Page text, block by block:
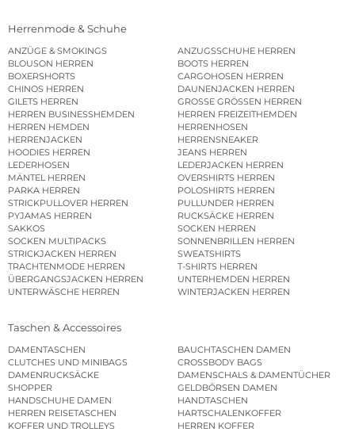
Herrenmode & Schuhe
ANZÜGE & SMOKINGS
ANZUGSSCHUHE HERREN
BLOUSON HERREN
BOOTS HERREN
BOXERSHORTS
CARGOHOSEN HERREN
CHINOS HERREN
DAUNENJACKEN HERREN
GILETS HERREN
GROSSE GRÖSSEN HERREN
HERREN BUSINESSHEMDEN
HERREN FREIZEITHEMDEN
HERREN HEMDEN
HERRENHOSEN
HERRENJACKEN
HERRENSNEAKER
HOODIES HERREN
JEANS HERREN
LEDERHOSEN
LEDERJACKEN HERREN
MÄNTEL HERREN
OVERSHIRTS HERREN
PARKA HERREN
POLOSHIRTS HERREN
STRICKPULLOVER HERREN
PULLUNDER HERREN
PYJAMAS HERREN
RUCKSÄCKE HERREN
SAKKOS
SOCKEN HERREN
SOCKEN MULTIPACKS
SONNENBRILLEN HERREN
STRICKJACKEN HERREN
SWEATSHIRTS
TRACHTENMODE HERREN
T-SHIRTS HERREN
ÜBERGANGSJACKEN HERREN
UNTERHEMDEN HERREN
UNTERWÄSCHE HERREN
WINTERJACKEN HERREN
Taschen & Accessoires
DAMENTASCHEN
BAUCHTASCHEN DAMEN
CLUTCHES UND MINIBAGS
CROSSBODY BAGS
DAMENRUCKSÄCKE
DAMENSCHALS & DAMENTÜCHER
SHOPPER
GELDBÖRSEN DAMEN
HANDSCHUHE DAMEN
HANDTASCHEN
HERREN REISETASCHEN
HARTSCHALENKOFFER
KOFFER UND TROLLEYS
HERREN KOFFER